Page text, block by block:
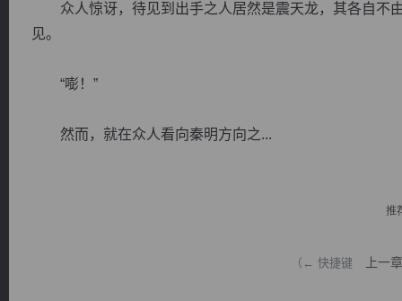
众人惊讶，待见到出手之人居然是震天龙，其各自不
见。
“嘭！”
然而，就在众人看向秦明方向之...
推
（← 快捷键 上一章